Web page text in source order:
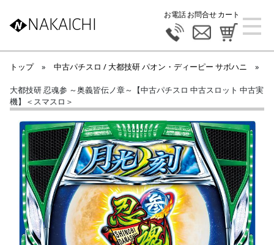
NAKAICHI
お電話お問合せカート
トップ » 中古パチスロ / 大都技研 パオン・ディーピー サボハニ »
大都技研 忍魂参 ～奥義皆伝ノ章～【中古パチスロ 中古スロット 中古実
機】＜スマスロ＞